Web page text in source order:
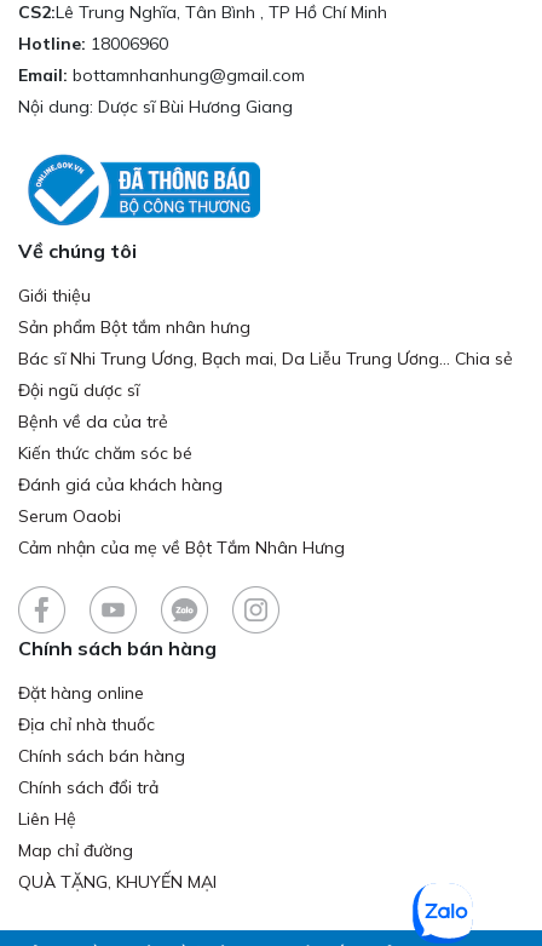
CS2:Lê Trung Nghĩa, Tân Bình , TP Hồ Chí Minh
Hotline: 18006960
Email: bottamnhanhung@gmail.com
Nội dung: Dược sĩ Bùi Hương Giang
Về chúng tôi
Giới thiệu
Sản phẩm Bột tắm nhân hưng
Bác sĩ Nhi Trung Ương, Bạch mai, Da Liễu Trung Ương... Chia sẻ
Đội ngũ dược sĩ
Bệnh về da của trẻ
Kiến thức chăm sóc bé
Đánh giá của khách hàng
Serum Oaobi
Cảm nhận của mẹ về Bột Tắm Nhân Hưng
Chính sách bán hàng
Đặt hàng online
Địa chỉ nhà thuốc
Chính sách bán hàng
Chính sách đổi trả
Liên Hệ
Map chỉ đường
QUÀ TẶNG, KHUYẾN MẠI